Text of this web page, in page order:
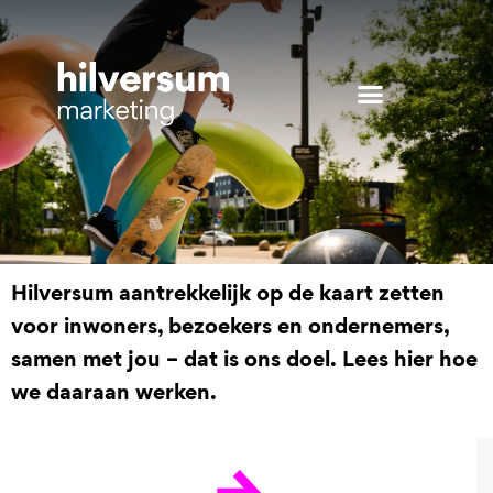
Hilversum aantrekkelijk op de kaart zetten
voor inwoners, bezoekers en ondernemers,
samen met jou – dat is ons doel. Lees hier hoe
we daaraan werken.